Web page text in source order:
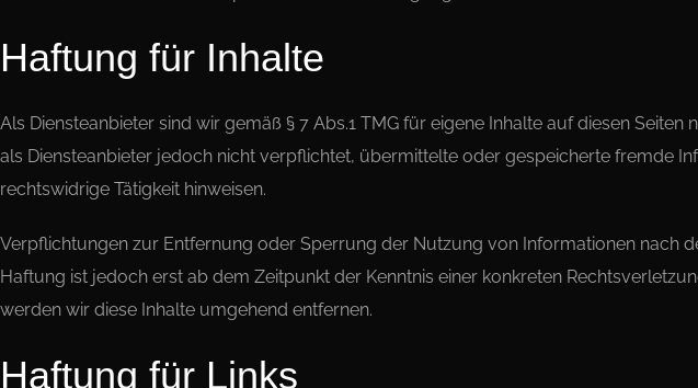
Haftung für Inhalte
Als Diensteanbieter sind wir gemäß § 7 Abs.1 TMG für eigene Inhalte auf diesen
als Diensteanbieter jedoch nicht verpflichtet, übermittelte oder gespeicherte fremde
rechtswidrige Tätigkeit hinweisen.
Verpflichtungen zur Entfernung oder Sperrung der Nutzung von Informationen nach
Haftung ist jedoch erst ab dem Zeitpunkt der Kenntnis einer konkreten
werden wir diese Inhalte umgehend entfernen.
Haftung für Links